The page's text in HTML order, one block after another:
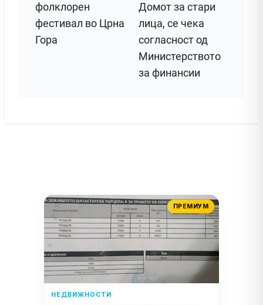
фолклорен
фестивал во Црна
Гора
Домот за стари
лица, се чека
согласност од
Министерството
за финансии
ПРЕМИУМ
НЕДВИЖНОСТИ